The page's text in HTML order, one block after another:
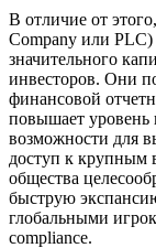
В отличие от
Company или PLC)
значительного
инвесторов. Они
финансовой
повышает уровень
возможности для
доступ к крупным
общества
быструю
глобальными
compliance.